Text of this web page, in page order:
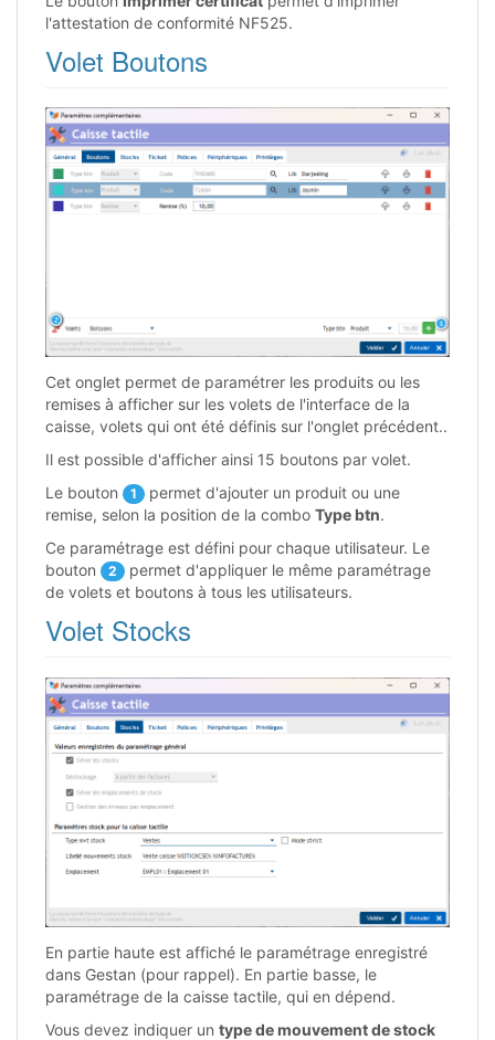
l'attestation de conformité NF525.
Volet Boutons
Cet onglet permet de paramétrer les produits ou les
remises à afficher sur les volets de l'interface de la
caisse, volets qui ont été définis sur l'onglet précédent..
Il est possible d'afficher ainsi 15 boutons par volet.
Le bouton
1
permet d'ajouter un produit ou une
remise, selon la position de la combo Type btn.
Ce paramétrage est défini pour chaque utilisateur. Le
bouton
2
permet d'appliquer le même paramétrage
de volets et boutons à tous les utilisateurs.
Volet Stocks
En partie haute est affiché le paramétrage enregistré
dans Gestan (pour rappel). En partie basse, le
paramétrage de la caisse tactile, qui en dépend.
Vous devez indiquer un type de mouvement de stock